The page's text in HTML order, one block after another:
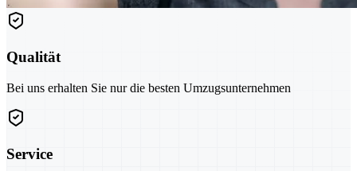
Qualität
Bei uns erhalten Sie nur die besten Umzugsunternehmen
Service